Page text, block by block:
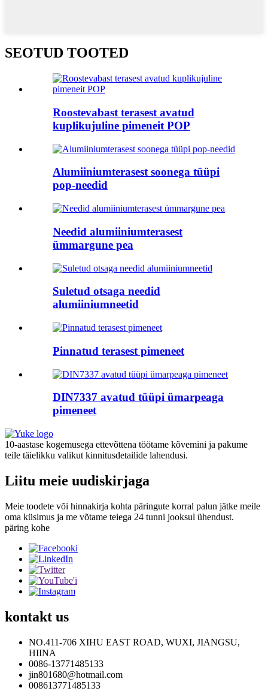
SEOTUD TOOTED
Roostevabast terasest avatud
kuplikujuline pimeneit POP
Alumiiniumterasest soonega tüüpi
pop-needid
Needid alumiiniumterasest
ümmargune pea
Suletud otsaga needid
alumiiniumneetid
Pinnatud terasest pimeneet
DIN7337 avatud tüüpi ümarpeaga
pimeneet
10-aastase kogemusega ettevõttena töötame kõvemini ja pakume
teile täielikku valikut kinnitusdetailide lahendusi.
Liitu meie uudiskirjaga
Meie toodete või hinnakirja kohta päringute korral palun jätke meile
oma küsimus ja me võtame teiega 24 tunni jooksul ühendust.
päring kohe
kontakt us
NO.411-706 XIHU EAST ROAD, WUXI, JIANGSU,
HIINA
0086-13771485133
jin801680@hotmail.com
008613771485133